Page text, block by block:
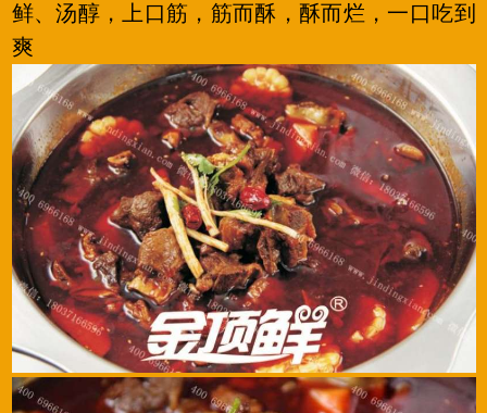
鲜、汤醇，上口筋，筋而酥，酥而烂，一口吃到
爽